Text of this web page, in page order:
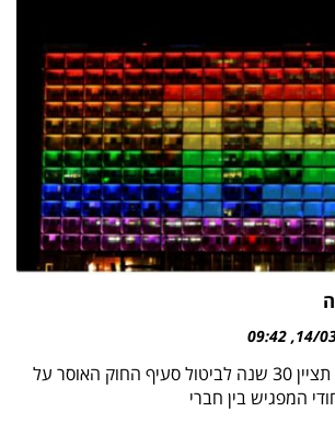
14/
09:42
עיריית תל אביב - יפו תציין 30 שנה לביטול סעיף החוק האוסר על
המפגיש בין חברי